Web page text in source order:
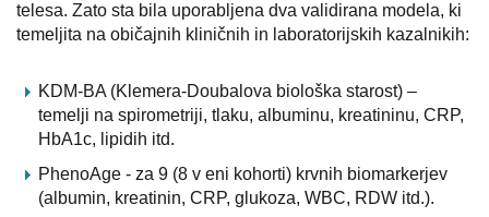
telesa. Zato sta bila uporabljena dva validirana modela, ki
temeljita na običajnih kliničnih in laboratorijskih kazalnikih:
KDM-BA (Klemera-Doubalova biološka starost) –
temelji na spirometriji, tlaku, albuminu, kreatininu, CRP,
HbA1c, lipidih itd.
PhenoAge - za 9 (8 v eni kohorti) krvnih biomarkerjev
(albumin, kreatinin, CRP, glukoza, WBC, RDW itd.).